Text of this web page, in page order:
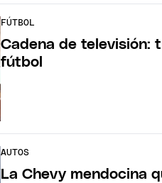
FÚTBOL
Cadena de televisión:
fútbol
AUTOS
La Chevy mendocina